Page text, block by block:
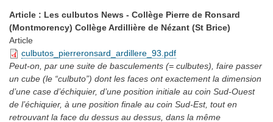
Article : Les culbutos News - Collège Pierre de Ronsard
(Montmorency) Collège Ardillière de Nézant (St Brice)
Article
culbutos_pierreronsard_ardillere_93.pdf
Peut-on, par une suite de basculements (= culbutes), faire passer
un cube (le “culbuto”) dont les faces ont exactement la dimension
d’une case d’échiquier, d’une position initiale au coin Sud-Ouest
de l’échiquier, à une position finale au coin Sud-Est, tout en
retrouvant la face du dessus au dessus, dans la même